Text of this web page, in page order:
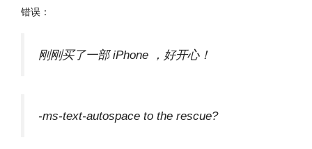
错误：
刚刚买了一部 iPhone ，好开心！
-ms-text-autospace to the rescue?